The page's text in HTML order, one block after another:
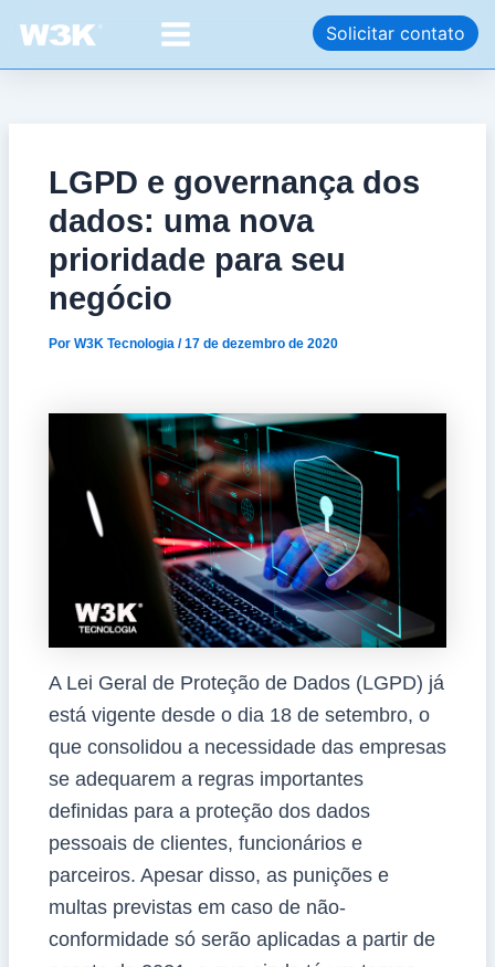
para
o
Main
Menu
Solicitar contato
LGPD e governança dos
dados: uma nova
prioridade para seu
negócio
Por W3K Tecnologia /17 de dezembro de 2020
A Lei Geral de Proteção de Dados (LGPD) já
está vigente desde o dia 18 de setembro, o
que consolidou a necessidade das empresas
se adequarem a regras importantes
definidas para a proteção dos dados
pessoais de clientes, funcionários e
parceiros. Apesar disso, as punições e
multas previstas em caso de não-
conformidade só serão aplicadas a partir de
navigation